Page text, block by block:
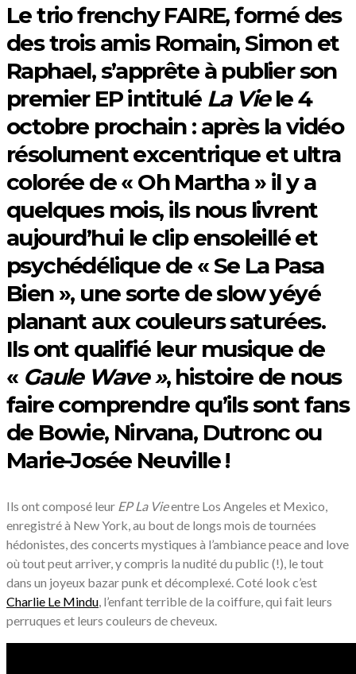
Le trio frenchy FAIRE, formé des
des trois amis Romain, Simon et
Raphael, s’apprête à publier son
premier EP intitulé La Viele 4
octobre prochain : après la vidéo
résolument excentrique et ultra
colorée de « Oh Martha » il y a
quelques mois, ils nous livrent
aujourd’hui le clip ensoleillé et
psychédélique de « Se La Pasa
Bien », une sorte de slow yéyé
planant aux couleurs saturées.
Ils ont qualifié leur musique de
« Gaule Wave », histoire de nous
faire comprendre qu’ils sont fans
de Bowie, Nirvana, Dutronc ou
Marie-Josée Neuville !
Ils ont composé leur EP La Vieentre Los Angeles et Mexico,
enregistré à New York, au bout de longs mois de tournées
hédonistes, des concerts mystiques à l’ambiance peace and love
où tout peut arriver, y compris la nudité du public (!), le tout
dans un joyeux bazar punk et décomplexé. Coté look c’est
Charlie Le Mindu, l’enfant terrible de la coiffure, qui fait leurs
perruques et leurs couleurs de cheveux.